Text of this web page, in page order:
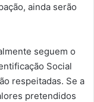
ainda serão
seguem o
Social
respeitadas. Se a
pretendidos